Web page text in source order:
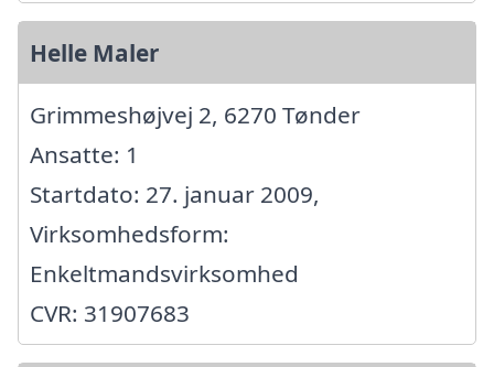
Helle Maler
Grimmeshøjvej 2, 6270 Tønder
Ansatte: 1
Startdato: 27. januar 2009,
Virksomhedsform:
Enkeltmandsvirksomhed
CVR: 31907683